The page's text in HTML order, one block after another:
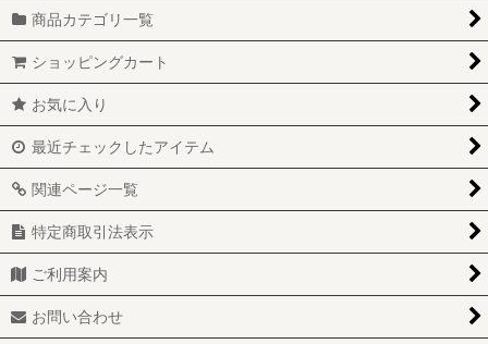
商品カテゴリ一覧
ショッピングカート
お気に入り
最近チェックしたアイテム
関連ページ一覧
特定商取引法表示
ご利用案内
お問い合わせ